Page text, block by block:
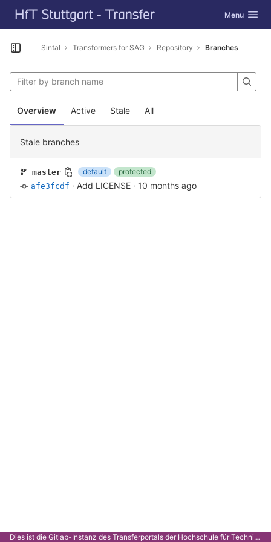
Skip to content
GitLab Toggle
Menu
Open sidebar
Sintal Transformers for SAG Repository Branches
Overview Active Stale All
Stale branches
master default
protected
afe3fcdf · Add LICENSE · 10 months ago
Dies ist die Gitlab-Instanz des Transferportals der Hochschule für Technik Stuttgart.